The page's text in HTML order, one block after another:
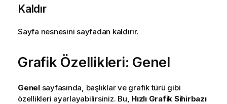
Kaldır
Sayfa nesnesini sayfadan kaldırır.
Grafik Özellikleri: Genel
Genelsayfasında, başlıklar ve grafik türü gibi
özellikleri ayarlayabilirsiniz. Bu, Hızlı Grafik Sihirbazı